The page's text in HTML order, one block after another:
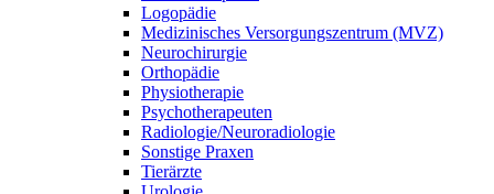
Logopädie
Medizinisches Versorgungszentrum (MVZ)
Neurochirurgie
Orthopädie
Physiotherapie
Psychotherapeuten
Radiologie/Neuroradiologie
Sonstige Praxen
Tierärzte